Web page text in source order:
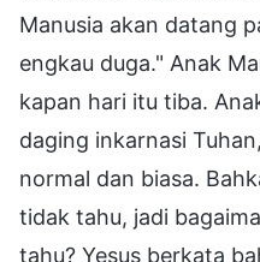
Manusia akan datang
engkau duga." Anak
kapan hari itu tiba.
daging inkarnasi
normal dan biasa.
tidak tahu, jadi
tahu? Yesus berkata